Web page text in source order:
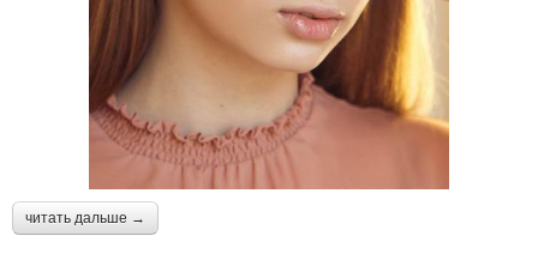
читать дальше →